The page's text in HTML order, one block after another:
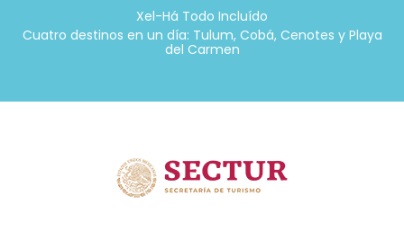
Xel-Há Todo Incluído
Cuatro destinos en un día: Tulum, Cobá, Cenotes y Playa
del Carmen